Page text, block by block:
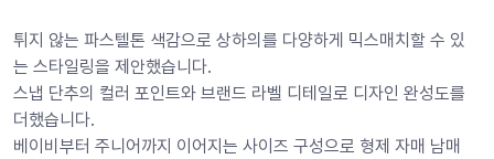
튀지 않는 파스텔톤 색감으로 상하의를 다양하게 믹스매치할 수 있
는 스타일링을 제안했습니다.
스냅 단추의 컬러 포인트와 브랜드 라벨 디테일로 디자인 완성도를
더했습니다.
베이비부터 주니어까지 이어지는 사이즈 구성으로 형제 자매 남매